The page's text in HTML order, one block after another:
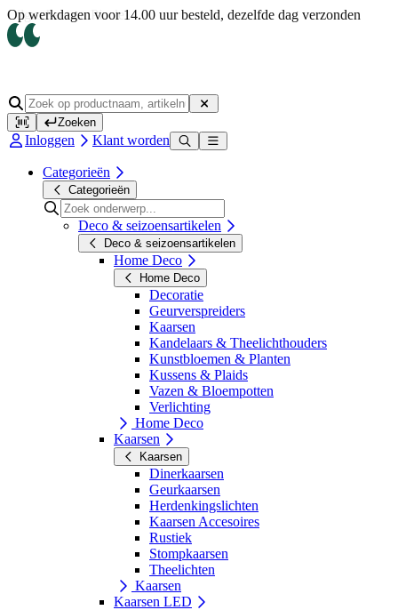
Op werkdagen voor 14.00 uur besteld, dezelfde dag verzonden
Zoeken
Inloggen Klant worden
Categorieën
Categorieën
Deco & seizoensartikelen
Deco & seizoensartikelen
Home Deco
Home Deco
Decoratie
Geurverspreiders
Kaarsen
Kandelaars & Theelichthouders
Kunstbloemen & Planten
Kussens & Plaids
Vazen & Bloempotten
Verlichting
Home Deco
Kaarsen
Kaarsen
Dinerkaarsen
Geurkaarsen
Herdenkingslichten
Kaarsen Accesoires
Rustiek
Stompkaarsen
Theelichten
Kaarsen
Kaarsen LED